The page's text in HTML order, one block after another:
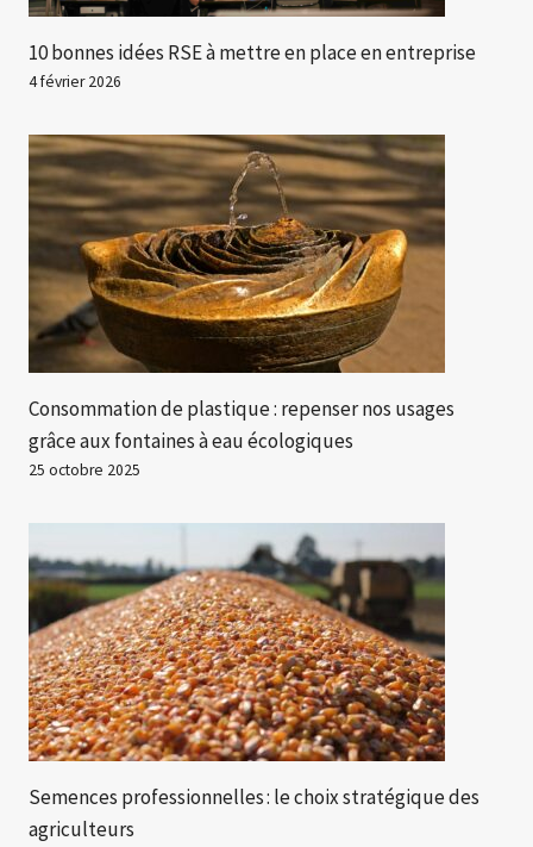
10 bonnes idées RSE à mettre en place en entreprise
4 février 2026
Consommation de plastique : repenser nos usages
grâce aux fontaines à eau écologiques
25 octobre 2025
Semences professionnelles : le choix stratégique des
agriculteurs